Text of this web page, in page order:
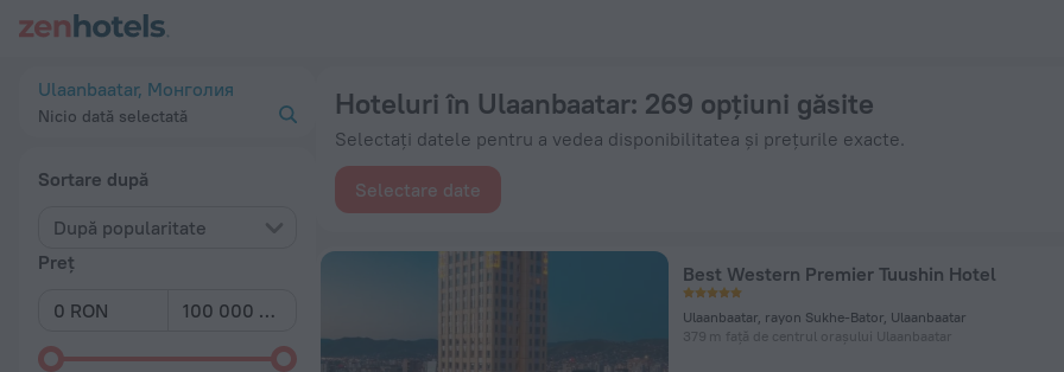
Ulaanbaatar, Монголия
Nicio dată selectată
Sortare după
După popularitate
Preț
Hoteluri în Ulaanbaatar: 269 opțiuni găsite
Selectați datele pentru a vedea disponibilitatea și prețurile exacte.
Selectare date
Best Western Premier Tuushin Hotel
Ulaanbaatar, rayon Sukhe-Bator, Ulaanbaatar
379 m față de centrul orașului Ulaanbaatar
Top 20 Hoteluri în Ulaanbaatar 2026 de la 107 lei - Rezervați acum pe ZenHotels.com